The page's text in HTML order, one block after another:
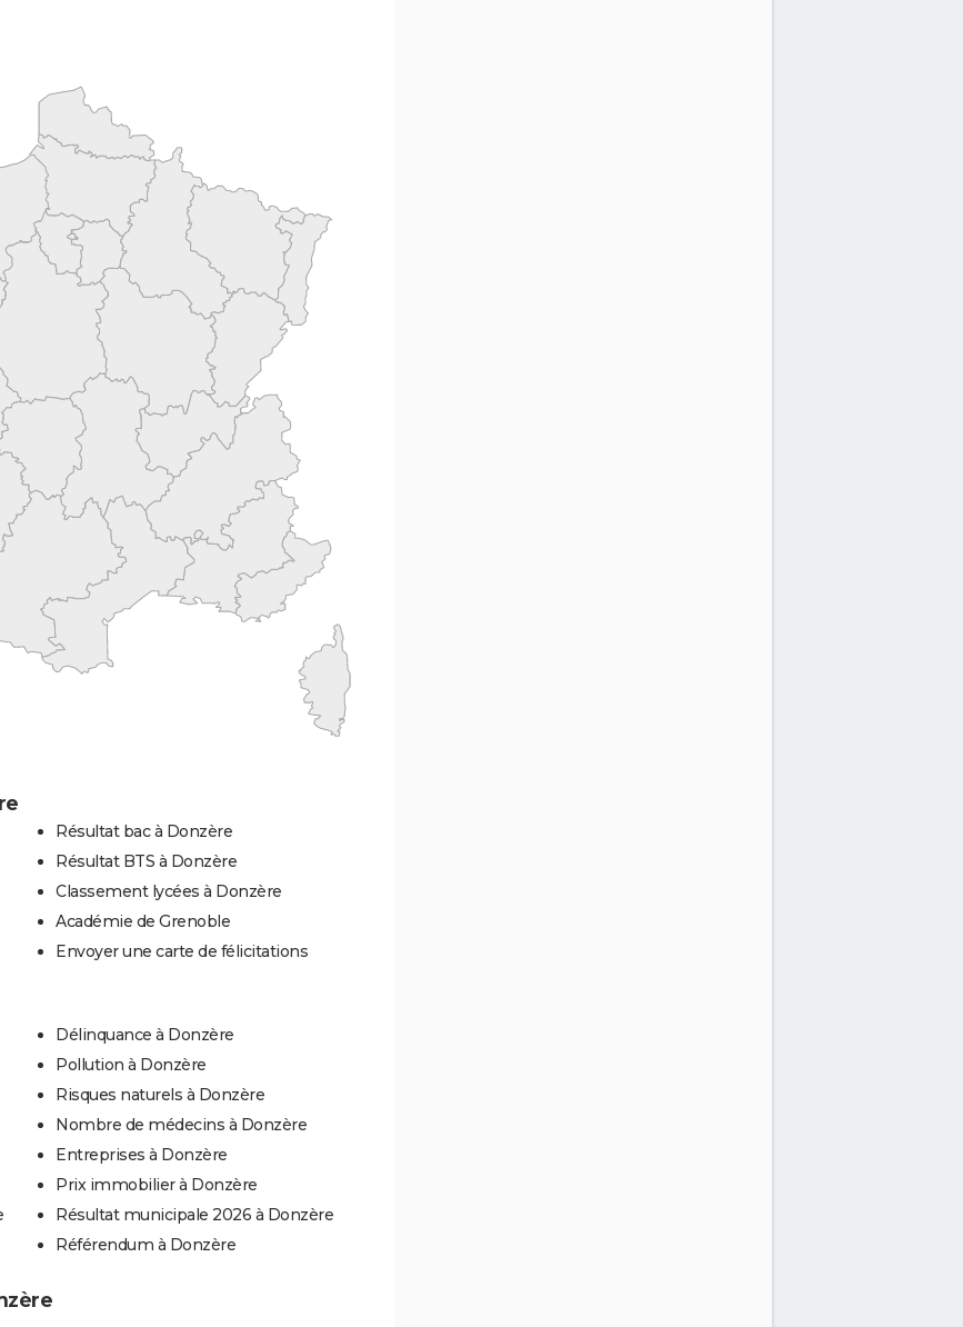
Résultat bac à Donzère
Résultat BTS à Donzère
Classement lycées à Donzère
Académie de Grenoble
Envoyer une carte de félicitations
Délinquance à Donzère
Pollution à Donzère
Risques naturels à Donzère
Nombre de médecins à Donzère
Entreprises à Donzère
Prix immobilier à Donzère
Résultat municipale 2026 à Donzère
Référendum à Donzère